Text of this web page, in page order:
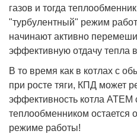
газов и тогда
"турбулентный" режим
начинают активно
эффективную отдачу тепла
В то время как в котлах с
при росте тяги, КПД может
эффективность котла АТЕМ
теплообменником остается
режиме работы!